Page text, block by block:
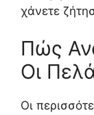
χάνετε
Πώς
Οι
Οι